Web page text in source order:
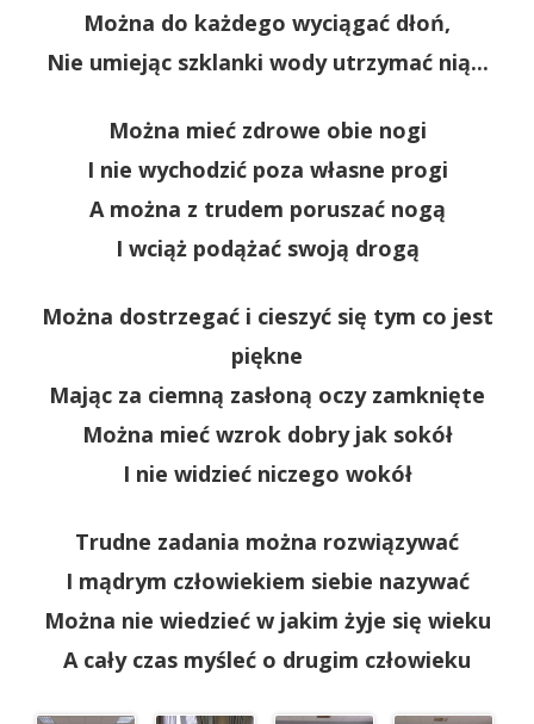
Można do każdego wyciągać dłoń,
Nie umiejąc szklanki wody utrzymać nią...
Można mieć zdrowe obie nogi
I nie wychodzić poza własne progi
A można z trudem poruszać nogą
I wciąż podążać swoją drogą
Można dostrzegać i cieszyć się tym co jest
piękne
Mając za ciemną zasłoną oczy zamknięte
Można mieć wzrok dobry jak sokół
I nie widzieć niczego wokół
Trudne zadania można rozwiązywać
I mądrym człowiekiem siebie nazywać
Można nie wiedzieć w jakim żyje się wieku
A cały czas myśleć o drugim człowieku